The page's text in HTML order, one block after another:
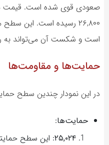
صعودی قوی شده است. قیمت
۲۶,۸۰۰ رسیده است. این
است و شکست آن می‌تواند به
حمایت‌ها و مقاومت‌ها
در این نمودار چندین سطح
حمایت‌ها:
۲۵,۰۲۴: این سطح